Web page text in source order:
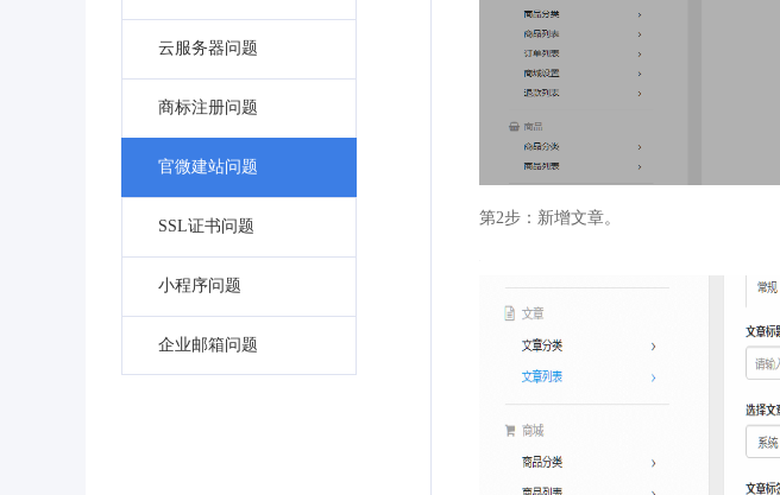
云服务器问题
商标注册问题
官微建站问题
SSL证书问题
小程序问题
企业邮箱问题
第2步：新增文章。